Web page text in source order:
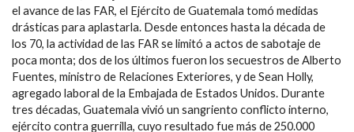
el avance de las FAR, el Ejército de Guatemala tomó medidas
drásticas para aplastarla. Desde entonces hasta la década de
los 70, la actividad de las FAR se limitó a actos de sabotaje de
poca monta; dos de los últimos fueron los secuestros de Alberto
Fuentes, ministro de Relaciones Exteriores, y de Sean Holly,
agregado laboral de la Embajada de Estados Unidos. Durante
tres décadas, Guatemala vivió un sangriento conflicto interno,
ejército contra guerrilla, cuyo resultado fue más de 250.000